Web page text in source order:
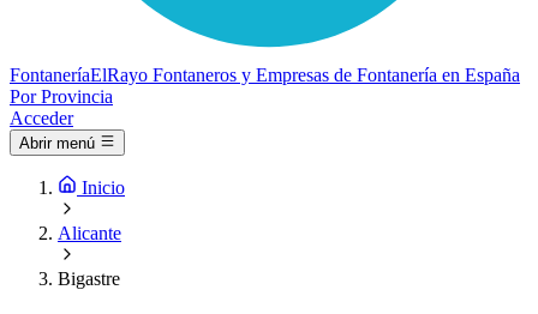
FontaneríaElRayo Fontaneros y Empresas de Fontanería en España
Por Provincia
Acceder
Abrir menú
Inicio
Alicante
Bigastre